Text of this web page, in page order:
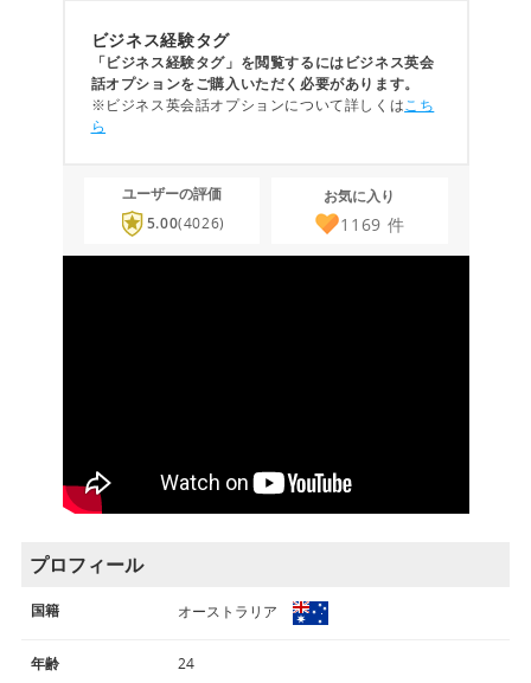
ビジネス経験タグ
「ビジネス経験タグ」を閲覧するにはビジネス英会
話オプションをご購入いただく必要があります。
※ビジネス英会話オプションについて詳しくはこち
ら
ユーザーの評価
5.00(4026)
お気に入り
1169 件
プロフィール
国籍 オーストラリア
年齢 24